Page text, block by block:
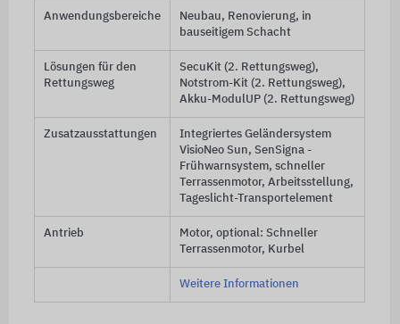
Anwendungsbereiche
Neubau, Renovierung, in
bauseitigem Schacht
Lösungen für den
Rettungsweg
SecuKit (2. Rettungsweg),
Notstrom-Kit (2. Rettungsweg),
Akku-ModulUP (2. Rettungsweg)
Zusatzausstattungen
Integriertes Geländersystem
VisioNeo Sun, SenSigna -
Frühwarnsystem, schneller
Terrassenmotor, Arbeitsstellung,
Tageslicht-Transportelement
Antrieb
Motor, optional: Schneller
Terrassenmotor, Kurbel
Weitere Informationen